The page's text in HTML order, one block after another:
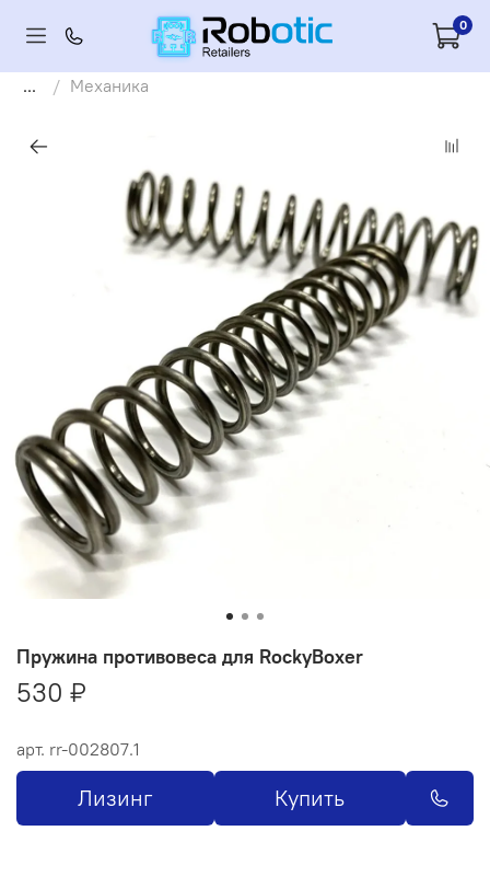
0
... Механика
арт. rr-002807.1
Пружина противовеса для RockyBoxer
530 ₽
Лизинг Купить